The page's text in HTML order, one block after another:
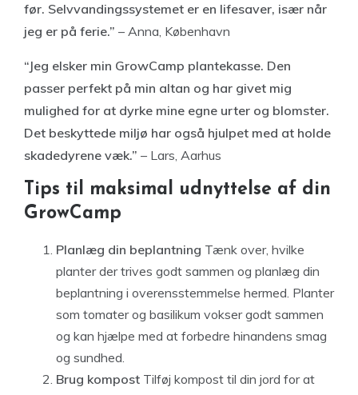
før. Selvvandingssystemet er en lifesaver, især når
jeg er på ferie.” – Anna, København
“Jeg elsker min GrowCamp plantekasse. Den
passer perfekt på min altan og har givet mig
mulighed for at dyrke mine egne urter og blomster.
Det beskyttede miljø har også hjulpet med at holde
skadedyrene væk.” – Lars, Aarhus
Tips til maksimal udnyttelse af din
GrowCamp
Planlæg din beplantning Tænk over, hvilke
planter der trives godt sammen og planlæg din
beplantning i overensstemmelse hermed. Planter
som tomater og basilikum vokser godt sammen
og kan hjælpe med at forbedre hinandens smag
og sundhed.
Brug kompost Tilføj kompost til din jord for at